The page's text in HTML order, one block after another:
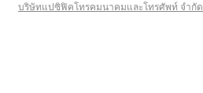
บริษัทแปซิฟิคโทรคมนาคมและโทรศัพท์ จำกัด